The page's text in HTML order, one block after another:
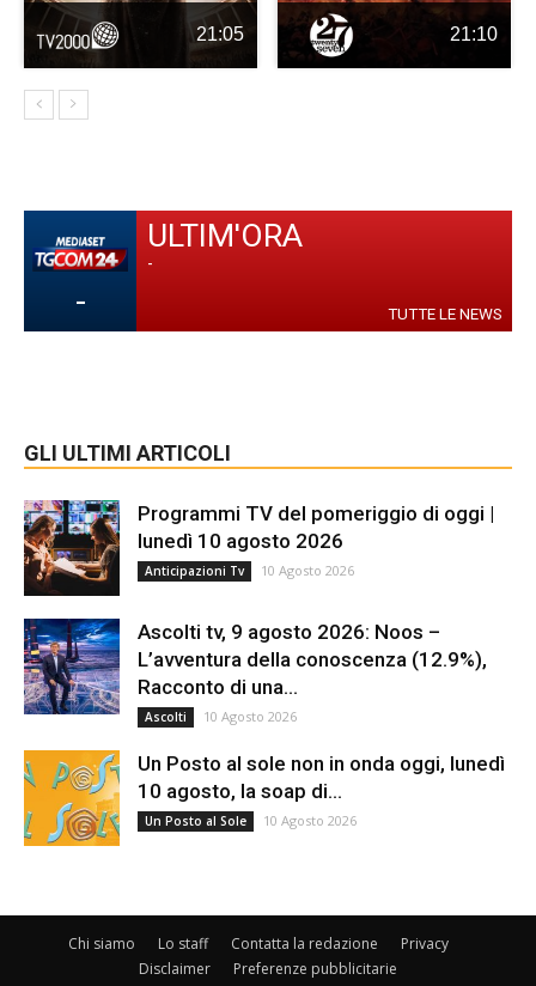
21:05 21:10
-
ULTIM'ORA
-
TUTTE LE NEWS
GLI ULTIMI ARTICOLI
Programmi TV del pomeriggio di oggi |
lunedì 10 agosto 2026
Anticipazioni Tv 10 Agosto 2026
Ascolti tv, 9 agosto 2026: Noos –
L’avventura della conoscenza (12.9%),
Racconto di una...
Ascolti 10 Agosto 2026
Un Posto al sole non in onda oggi, lunedì
10 agosto, la soap di...
Un Posto al Sole 10 Agosto 2026
Chi siamo Lo staff Contatta la redazione
Privacy
Disclaimer
Preferenze pubblicitarie